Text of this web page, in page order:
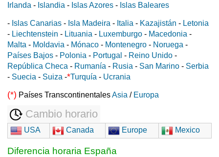
Irlanda - Islandia - Islas Azores - Islas Baleares
- Islas Canarias - Isla Madeira - Italia - Kazajistán - Letonia
- Liechtenstein - Lituania - Luxemburgo - Macedonia -
Malta - Moldavia - Mónaco - Montenegro - Noruega -
Países Bajos - Polonia - Portugal - Reino Unido -
República Checa - Rumanía - Rusia - San Marino - Serbia
- Suecia - Suiza -*Turquía - Ucrania
(*) Países TranscontinentalesAsia / Europa
Cambio horario
USA Canada Europe Mexico
Diferencia horaria España